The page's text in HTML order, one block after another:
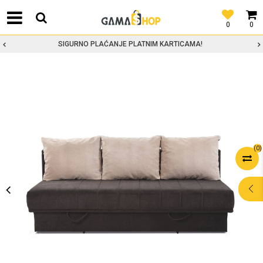
0
0
SIGURNO PLAĆANJE PLATNIM KARTICAMA!
(0)
POMOĆ PRI